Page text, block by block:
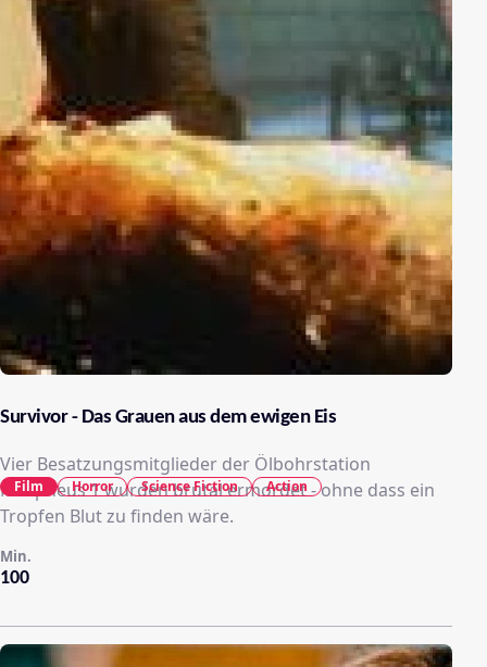
Survivor - Das Grauen aus dem ewigen Eis
Vier Besatzungsmitglieder der Ölbohrstation
Morpheus 1 wurden brutal ermordet - ohne dass ein
Tropfen Blut zu finden wäre.
100
Min.
Film Horror Science Fiction Action